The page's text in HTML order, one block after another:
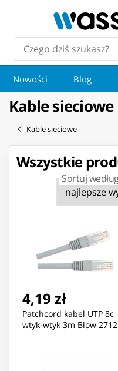
Nowości Blog
Kable sieciowe
Kable sieciowe
Wszystkie
Sortuj
4,19 zł
Patchcord kabel UTP 8c
wtyk-wtyk 3m Blow 2712